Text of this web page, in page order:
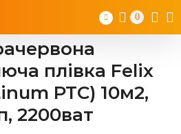
0
плівка Felix
PTC) 10м2,
2200ват